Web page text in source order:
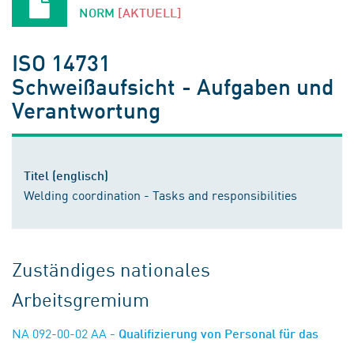
NORM [AKTUELL]
ISO 14731
Schweißaufsicht - Aufgaben und
Verantwortung
Titel (englisch)
Welding coordination - Tasks and responsibilities
Zuständiges nationales
Arbeitsgremium
NA 092-00-02 AA - Qualifizierung von Personal für das